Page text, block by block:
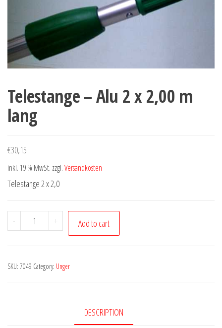
Telestange – Alu 2 x 2,00 m
lang
€30,15
inkl. 19 % MwSt. zzgl.Versandkosten
Telestange 2 x 2,0
-
Telestange
-
x
+ Add to cart
SKU: 7049 Category: Unger
DESCRIPTION